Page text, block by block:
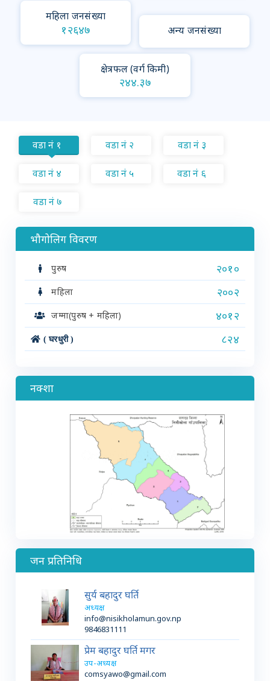
महिला जनसंख्या
१२६४७ अन्य जनसंख्या
क्षेत्रफल (वर्ग किमी)
२४४.३७
वडा नं १ वडा नं २ वडा नं ३
वडा नं ४ वडा नं ५ वडा नं ६
वडा नं ७
भौगोलिग विवरण
पुरुष २०१०
महिला २००२
जम्मा(पुरुष + महिला) ४०१२
( घरधुरी ) ८२४
नक्शा
जन प्रतिनिधि
सुर्य बहादुर घर्ति
अध्यक्ष
info@nisikholamun.gov.np
9846831111
प्रेम बहादुर घर्ति मगर
उप-अध्यक्ष
comsyawo@gmail.com